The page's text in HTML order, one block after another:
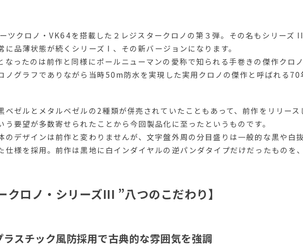
ツクロノ・VK64を搭載した２レジスタークロノの第３弾。その名もシリーズ
に品薄状態が続くシリーズ I 、その新バージョンになります。
なったのは前作と同様にポールニューマンの愛称で知られる手巻きの傑作クロ
ノグラフでありながら当時50m防水を実現した実用クロノの傑作と呼ばれる70
ベゼルとメタルベゼルの2種類が併売されていたこともあって、前作をリリー
う要望が多数寄せられたことから今回製品化に至ったというものです。
のデザインは前作と変わりませんが、文字盤外周の分目盛りは一般的な黒や白
仕様を採用。前作は黒地に白インダイヤルの逆パンダタイプだけだったものを
クロノ・シリーズIII ”八つのこだわり】
ラスチック風防採用で古典的な雰囲気を強調